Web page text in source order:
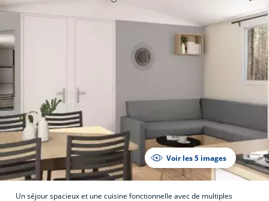
Voir les 5 images
Un séjour spacieux et une cuisine fonctionnelle avec de multiples